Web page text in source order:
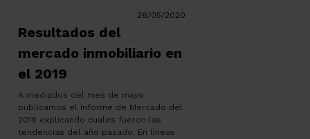
26/05/2020
Resultados del
mercado inmobiliario en
el 2019
A mediados del mes de mayo
publicamos el Informe de Mercado del
2019 explicando cuales fueron las
tendencias del año pasado. En líneas